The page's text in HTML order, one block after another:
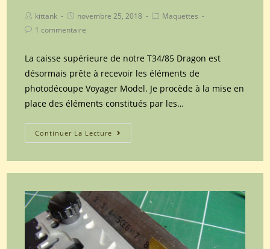
Post
author:
kittank
Postnovembre 25, 2018
PostMaquettes
Post1 commentaire
La caisse supérieure de notre T34/85 Dragon est
désormais prête à recevoir les éléments de
photodécoupe Voyager Model. Je procède à la mise en
place des éléments constitués par les…
Continuer La Lecture
Dragon
du
char
soviétique
T34/85
UTZ
mod.44